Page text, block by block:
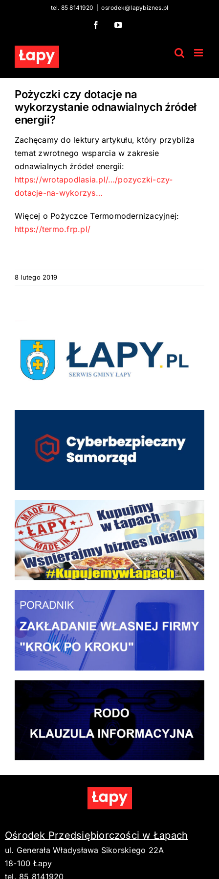
tel. 85 8141920 osrodek@lapybiznes.pl
FacebookYouTube
Pożyczki czy dotacje na
wykorzystanie odnawialnych źródeł
energii?
Zachęcamy do lektury artykułu, który przybliża
temat zwrotnego wsparcia w zakresie
odnawialnych źródeł energii:
https://wrotapodlasia.pl/…/pozyczki-czy-
dotacje-na-wykorzys…
Więcej o Pożyczce Termomodernizacyjnej:
https://termo.frp.pl/
8 lutego 2019
Ośrodek Przedsiębiorczości w Łapach
ul. Generała Władysława Sikorskiego 22A
18-100 Łapy
tel. 85 8141920